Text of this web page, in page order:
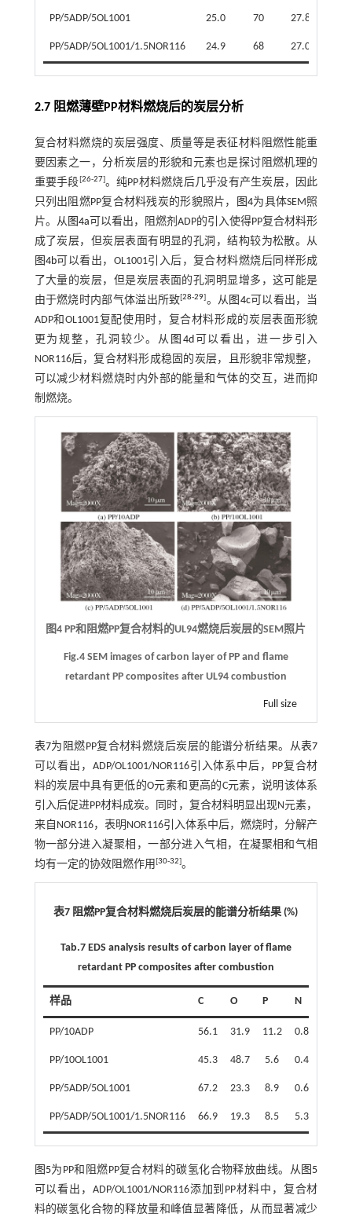
PP/5ADP/5OL1001 25.0 70 27.8
PP/5ADP/5OL1001/1.5NOR116 24.9 68 27.0
2.7 阻燃薄壁PP材料燃烧后的炭层分析
复合材料燃烧的炭层强度、质量等是表征材料阻燃性能重
要因素之一，分析炭层的形貌和元素也是探讨阻燃机理的
重要手段[26-27]。纯PP材料燃烧后几乎没有产生炭层，因此
只列出阻燃PP复合材料残炭的形貌照片，
图4为具体SEM照
片。从 图4a 可以看出，阻燃剂ADP的引入使得PP复合材料形
成了炭层，但炭层表面有明显的孔洞，结构较为松散。从
图4b可以看出，OL1001引入后，复合材料燃烧后同样形成
了大量的炭层，但是炭层表面的孔洞明显增多，这可能是
由于燃烧时内部气体溢出所致[28-29]。从 图4c可以看出，当
ADP和OL1001复配使用时，复合材料形成的炭层表面形貌
更为规整，孔洞较少。从 图4d 可以看出，进一步引入
NOR116后，复合材料形成稳固的炭层，且形貌非常规整，
可以减少材料燃烧时内外部的能量和气体的交互，进而抑
制燃烧。
图4 PP和阻燃PP复合材料的UL94燃烧后炭层的SEM照片
Fig.4 SEM images of carbon layer of PP and flame
retardant PP composites after UL94 combustion
Full size
表7为阻燃PP复合材料燃烧后炭层的能谱分析结果。从表7
可以看出，ADP/OL1001/NOR116引入体系中后，PP复合材
料的炭层中具有更低的O元素和更高的C元素，说明该体系
引入后促进PP材料成炭。同时，复合材料明显出现N元素，
来自NOR116，表明NOR116引入体系中后，燃烧时，分解产
物一部分进入凝聚相，一部分进入气相，在凝聚相和气相
均有一定的协效阻燃作用 [30-32]。
表7 阻燃PP复合材料燃烧后炭层的能谱分析结果 (%)
Tab.7 EDS analysis results of carbon layer of flame
retardant PP composites after combustion
样品 C O P N
PP/10ADP 56.1 31.9 11.2 0.8
PP/10OL1001 45.3 48.7 5.6 0.4
PP/5ADP/5OL1001 67.2 23.3 8.9 0.6
PP/5ADP/5OL1001/1.5NOR116 66.9 19.3 8.5 5.3
图5为PP和阻燃PP复合材料的碳氢化合物释放曲线。从图5
可以看出，ADP/OL1001/NOR116添加到PP材料中，复合材
料的碳氢化合物的释放量和峰值显著降低，从而显著减少